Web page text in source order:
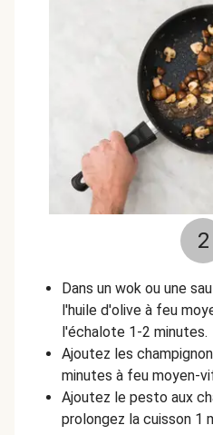
2
Dans un wok ou une
l'huile d'olive à feu
l'échalote 1-2 minutes.
Ajoutez les
minutes à feu moyen-
Ajoutez le pesto aux
prolongez la cuisson 1